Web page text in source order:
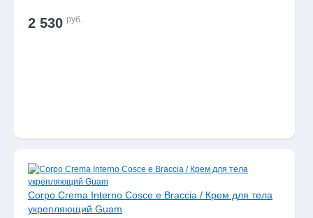
2 530 руб.
Corpo Crema Interno Cosce e Braccia / Крем для тела
укрепляющий Guam